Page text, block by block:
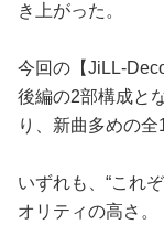
き上がった。
今回の【JiLL-
後編の2部構成と
り、新曲多めの全
いずれも、“これ
オリティの高さ。